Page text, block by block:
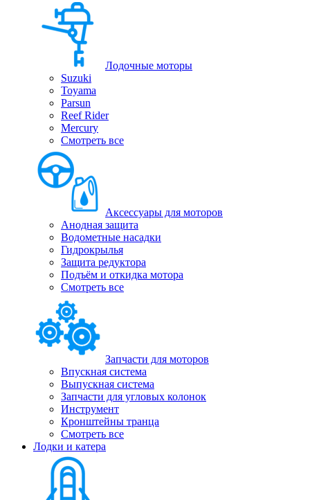
Лодочные моторы
Suzuki
Toyama
Parsun
Reef Rider
Mercury
Смотреть все
Аксессуары для моторов
Анодная защита
Водометные насадки
Гидрокрылья
Защита редуктора
Подъём и откидка мотора
Смотреть все
Запчасти для моторов
Впускная система
Выпускная система
Запчасти для угловых колонок
Инструмент
Кронштейны транца
Смотреть все
Лодки и катера